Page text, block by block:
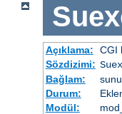
Açıklama:
CGI
Sözdizimi:
Bağlam:
Durum:
Modül: